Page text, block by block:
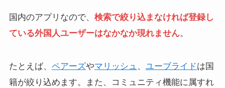
国内のアプリなので、 検索で絞り込まなければ登録し
ている外国人ユーザーはなかなか現れません。
たとえば、 ペアーズやマリッシュ 、 ユーブライドは国
籍が絞り込めます。また、コミュニティ機能に属すれ